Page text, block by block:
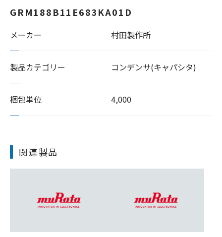
GRM188B11E683KA01D
メーカー 村田製作所
製品カテゴリー コンデンサ(キャパシタ)
梱包単位 4,000
関連製品